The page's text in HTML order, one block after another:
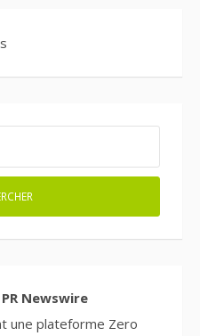
Newswire
une plateforme Zero